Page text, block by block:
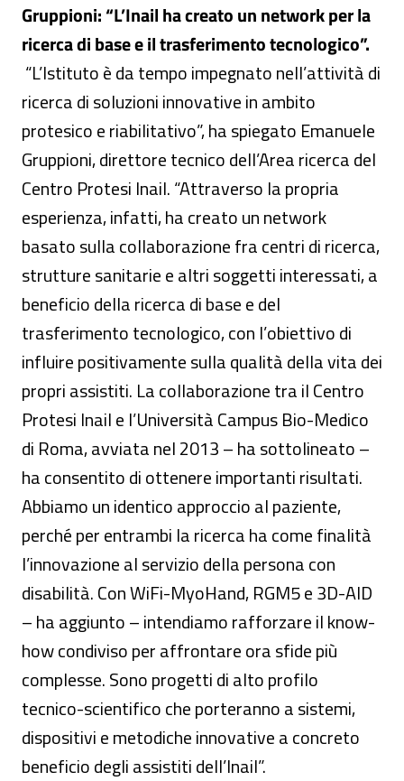
Gruppioni: “L’Inail ha creato un network per la
ricerca di base e il trasferimento tecnologico”.
“L’Istituto è da tempo impegnato nell’attività di
ricerca di soluzioni innovative in ambito
protesico e riabilitativo”, ha spiegato Emanuele
Gruppioni, direttore tecnico dell’Area ricerca del
Centro Protesi Inail. “Attraverso la propria
esperienza, infatti, ha creato un network
basato sulla collaborazione fra centri di ricerca,
strutture sanitarie e altri soggetti interessati, a
beneficio della ricerca di base e del
trasferimento tecnologico, con l’obiettivo di
influire positivamente sulla qualità della vita dei
propri assistiti. La collaborazione tra il Centro
Protesi Inail e l’Università Campus Bio-Medico
di Roma, avviata nel 2013 – ha sottolineato –
ha consentito di ottenere importanti risultati.
Abbiamo un identico approccio al paziente,
perché per entrambi la ricerca ha come finalità
l’innovazione al servizio della persona con
disabilità. Con WiFi-MyoHand, RGM5 e 3D-AID
– ha aggiunto – intendiamo rafforzare il know-
how condiviso per affrontare ora sfide più
complesse. Sono progetti di alto profilo
tecnico-scientifico che porteranno a sistemi,
dispositivi e metodiche innovative a concreto
beneficio degli assistiti dell’Inail”.